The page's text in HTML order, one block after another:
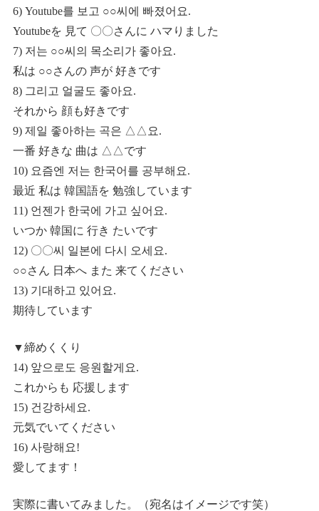
6) Youtube를 보고 ○○씨에 빠졌어요.
Youtubeを 見て 〇〇さんに ハマりました
7) 저는 ○○씨의 목소리가 좋아요.
私は ○○さんの 声が 好きです
8) 그리고 얼굴도 좋아요.
それから 顔も好きです
9) 제일 좋아하는 곡은 △△요.
一番 好きな 曲は △△です
10) 요즘엔 저는 한국어를 공부해요.
最近 私は 韓国語を 勉強しています
11) 언젠가 한국에 가고 싶어요.
いつか 韓国に 行き たいです
12) 〇〇씨 일본에 다시 오세요.
○○さん 日本へ また 来てください
13) 기대하고 있어요.
期待しています
▼締めくくり
14) 앞으로도 응원할게요.
これからも 応援します
15) 건강하세요.
元気でいてください
16) 사랑해요!
愛してます！
実際に書いてみました。（宛名はイメージです笑）